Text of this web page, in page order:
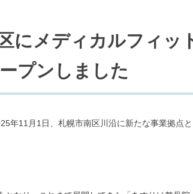
にメディカルフィッ
プンしました
年11月1日、札幌市南区川沿に新たな事業拠点